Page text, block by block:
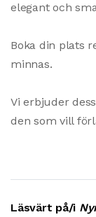
elegant och
Boka din plats
minnas.
Vi erbjuder
den som vill
Läsvärt på/i